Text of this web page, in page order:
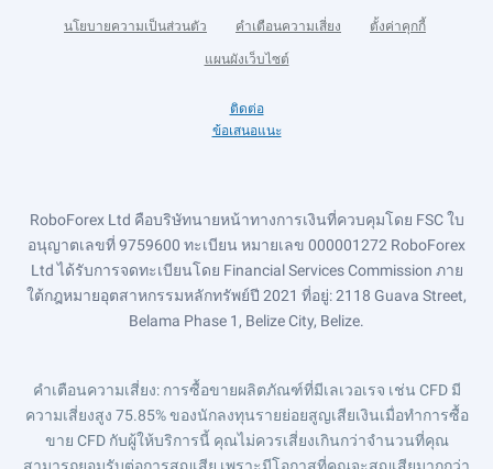
นโยบายความเป็นส่วนตัว คำเตือนความเสี่ยง ตั้งค่าคุกกี้
แผนผังเว็บไซต์
ติดต่อ
ข้อเสนอแนะ
RoboForex Ltd คือบริษัทนายหน้าทางการเงินที่ควบคุมโดย FSC ใบ
อนุญาตเลขที่ 9759600 ทะเบียน หมายเลข 000001272 RoboForex
Ltd ได้รับการจดทะเบียนโดย Financial Services Commission ภาย
ใต้กฎหมายอุตสาหกรรมหลักทรัพย์ปี 2021 ที่อยู่: 2118 Guava Street,
Belama Phase 1, Belize City, Belize.
คำเตือนความเสี่ยง: การซื้อขายผลิตภัณฑ์ที่มีเลเวอเรจ เช่น CFD มี
ความเสี่ยงสูง 75.85% ของนักลงทุนรายย่อยสูญเสียเงินเมื่อทำการซื้อ
ขาย CFD กับผู้ให้บริการนี้ คุณไม่ควรเสี่ยงเกินกว่าจำนวนที่คุณ